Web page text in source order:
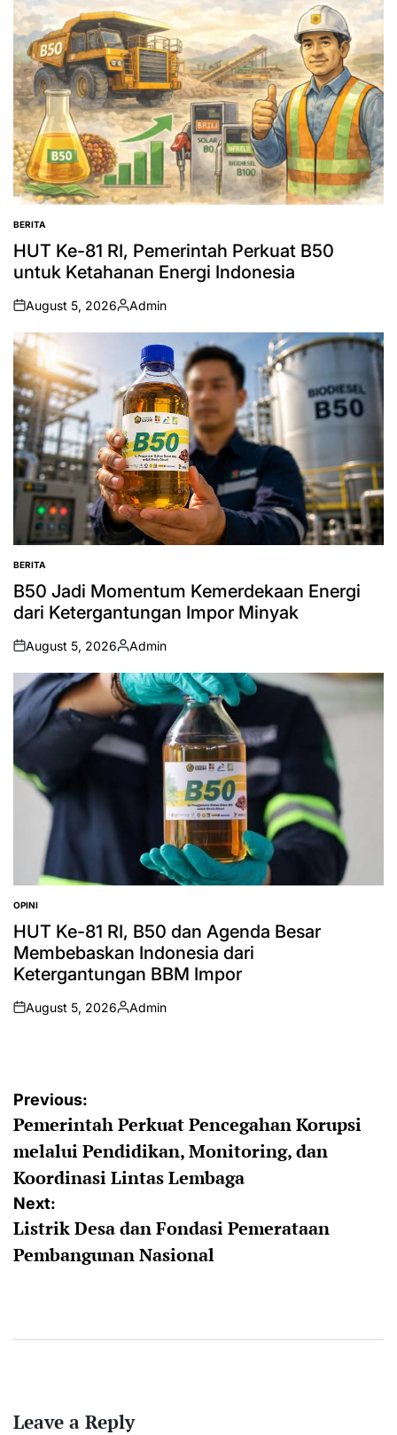
POSTED
IN
BERITA
HUT Ke-81 RI, Pemerintah Perkuat B50
untuk Ketahanan Energi Indonesia
on
August 5, 2026
Posted
by
Admin
POSTED
IN
BERITA
B50 Jadi Momentum Kemerdekaan Energi
dari Ketergantungan Impor Minyak
on
August 5, 2026
Posted
by
Admin
POSTED
IN
OPINI
HUT Ke-81 RI, B50 dan Agenda Besar
Membebaskan Indonesia dari
Ketergantungan BBM Impor
on
August 5, 2026
Posted
Admin
Post
navigation
Previous:
Pemerintah Perkuat Pencegahan Korupsi
melalui Pendidikan, Monitoring, dan
Koordinasi Lintas Lembaga
Next:
Listrik Desa dan Fondasi Pemerataan
Pembangunan Nasional
Leave a Reply